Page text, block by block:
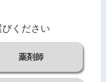
ください
薬剤師